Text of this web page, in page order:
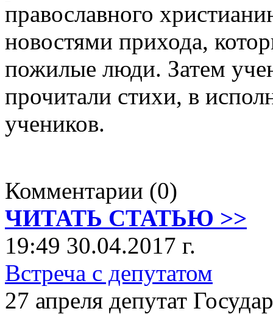
православного
новостями прихода,
пожилые люди. Затем
прочитали стихи, в
учеников.
Комментарии (0)
ЧИТАТЬ СТАТЬЮ >>
19:49 30.04.2017 г.
Встреча с депутатом
27 апреля депутат